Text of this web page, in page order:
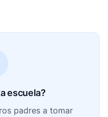
escuela?
padres a tomar